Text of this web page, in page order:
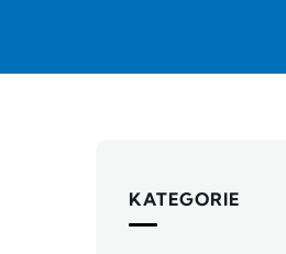
KATEGORIE